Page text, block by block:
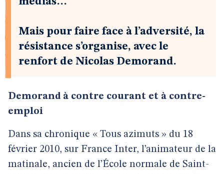
Mais pour faire face à l’adversité, la
résistance s’organise, avec le
renfort de Nicolas Demorand.
Demorand à contre courant et à contre-
emploi
Dans sa chronique « Tous azimuts » du 18
février 2010, sur France Inter, l’animateur de la
matinale, ancien de l’École normale de Saint-